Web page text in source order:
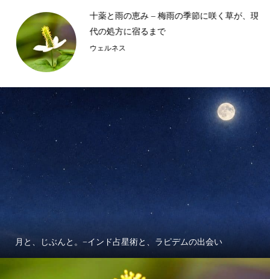
十薬と雨の恵み – 梅雨の季節に咲く草が、現
代の処方に宿るまで
ウェルネス
月と、じぶんと。−インド占星術と、ラピデムの出会い